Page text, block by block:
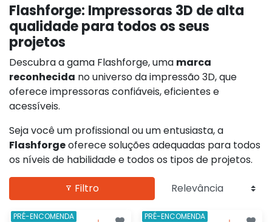
Flashforge: Impressoras 3D de alta
qualidade para todos os seus
projetos
Descubra a gama Flashforge, uma marca
reconhecida no universo da impressão 3D, que
oferece impressoras confiáveis, eficientes e
acessíveis.
Seja você um profissional ou um entusiasta, a
Flashforgeoferece soluções adequadas para todos
os níveis de habilidade e todos os tipos de projetos.
Filtro
PRÉ-ENCOMENDA PRÉ-ENCOMENDA